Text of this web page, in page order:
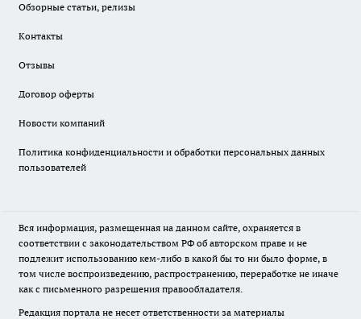
Обзорные статьи, релизы
Контакты
Отзывы
Договор оферты
Новости компаний
Политика конфиденциальности и обработки персональных данных
пользователей
Вся информация, размещенная на данном сайте, охраняется в
соответствии с законодательством РФ об авторском праве и не
подлежит использованию кем-либо в какой бы то ни было форме, в
том числе воспроизведению, распространению, переработке не иначе
как с письменного разрешения правообладателя.
Редакция портала не несет ответственности за материалы